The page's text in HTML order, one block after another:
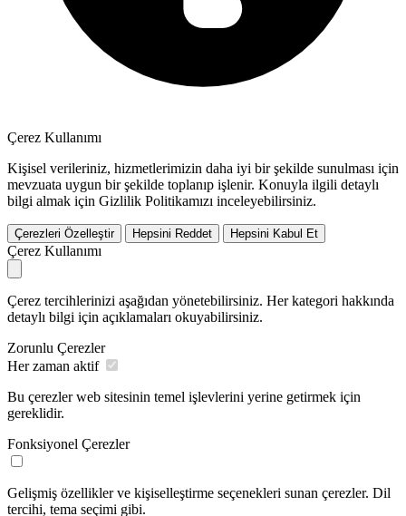
Çerez Kullanımı
Kişisel verileriniz, hizmetlerimizin daha iyi bir şekilde sunulması için
mevzuata uygun bir şekilde toplanıp işlenir. Konuyla ilgili detaylı
bilgi almak için Gizlilik Politikamızı inceleyebilirsiniz.
Çerezleri Özelleştir Hepsini Reddet Hepsini Kabul Et
Çerez Kullanımı
Çerez tercihlerinizi aşağıdan yönetebilirsiniz. Her kategori hakkında
detaylı bilgi için açıklamaları okuyabilirsiniz.
Zorunlu Çerezler
Her zaman aktif
Bu çerezler web sitesinin temel işlevlerini yerine getirmek için
gereklidir.
Fonksiyonel Çerezler
Gelişmiş özellikler ve kişiselleştirme seçenekleri sunan çerezler. Dil
tercihi, tema seçimi gibi.